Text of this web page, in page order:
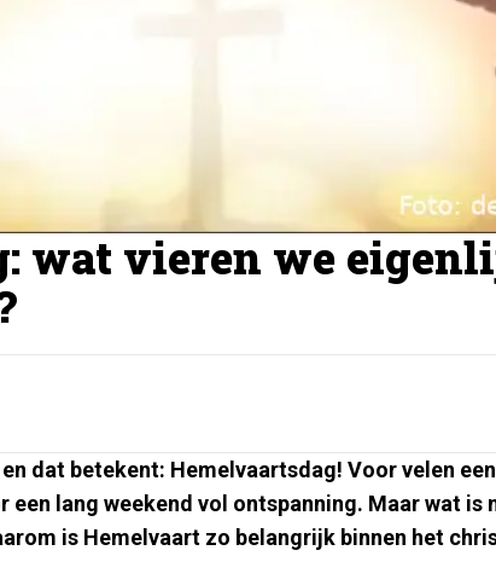
wat vieren we
dat betekent: Hemelvaartsdag! Voor velen
lang weekend vol ontspanning. Maar wat is
is Hemelvaart zo belangrijk binnen het